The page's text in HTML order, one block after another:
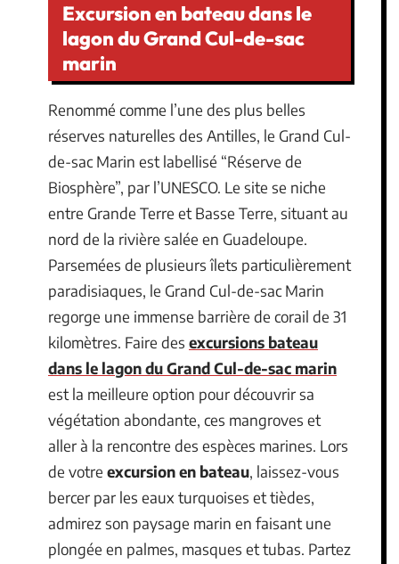
Excursion en bateau dans le
lagon du Grand Cul-de-sac
marin
Renommé comme l’une des plus belles
réserves naturelles des Antilles, le Grand Cul-
de-sac Marin est labellisé “Réserve de
Biosphère”, par l’UNESCO. Le site se niche
entre Grande Terre et Basse Terre, situant au
nord de la rivière salée en Guadeloupe.
Parsemées de plusieurs îlets particulièrement
paradisiaques, le Grand Cul-de-sac Marin
regorge une immense barrière de corail de 31
kilomètres. Faire des excursions bateau
dans le lagon du Grand Cul-de-sac marin
est la meilleure option pour découvrir sa
végétation abondante, ces mangroves et
aller à la rencontre des espèces marines. Lors
de votre excursion en bateau, laissez-vous
bercer par les eaux turquoises et tièdes,
admirez son paysage marin en faisant une
plongée en palmes, masques et tubas. Partez